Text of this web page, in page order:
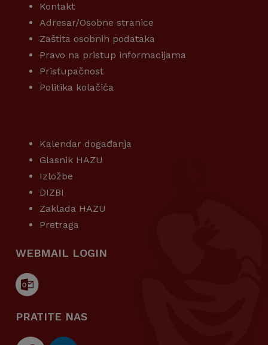
Kontakt
Adresar/Osobne stranice
Zaštita osobnih podataka
Pravo na pristup informacijama
Pristupačnost
Politika kolačića
Kalendar događanja
Glasnik HAZU
Izložbe
DIZBI
Zaklada HAZU
Pretraga
WEBMAIL LOGIN
PRATITE NAS